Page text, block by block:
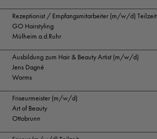
Rezeptionist / Empfangsmitarbeiter (m/w/d) Teilzeit
GO Hairstyling
Mülheim a.d.Ruhr
Ausbildung zum Hair & Beauty Artist (m/w/d)
Jens Dagné
Worms
Friseurmeister (m/w/d)
Art of Beauty
Ottobrunn